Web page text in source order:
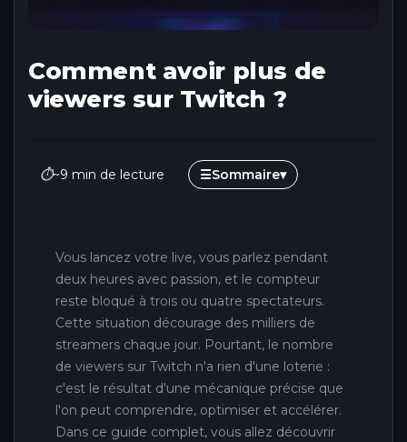
Comment avoir plus de
viewers sur Twitch ?
⏱~9 min de lecture ☰Sommaire▾
Vous lancez votre live, vous parlez pendant
deux heures avec passion, et le compteur
reste bloqué à trois ou quatre spectateurs.
Cette situation décourage des milliers de
streamers chaque jour. Pourtant, le nombre
de viewers sur Twitch n'a rien d'une loterie :
c'est le résultat d'une mécanique précise que
l'on peut comprendre, optimiser et accélérer.
Dans ce guide complet, vous allez découvrir